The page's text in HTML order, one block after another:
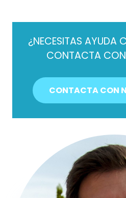
¿NECESITAS AYUDA
CONTACTA
CONTACTA CON